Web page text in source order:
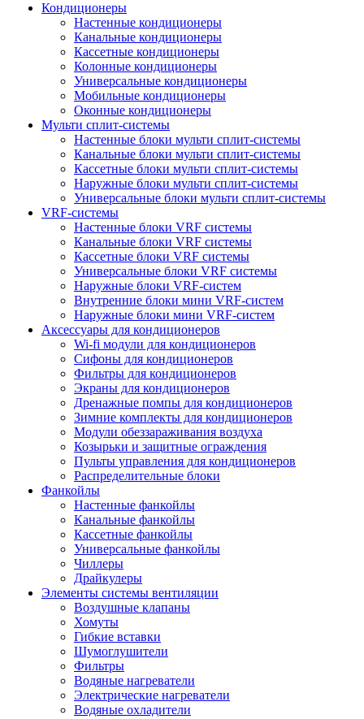
Кондиционеры
Настенные кондиционеры
Канальные кондиционеры
Кассетные кондиционеры
Колонные кондиционеры
Универсальные кондиционеры
Мобильные кондиционеры
Оконные кондиционеры
Мульти сплит-системы
Настенные блоки мульти сплит-системы
Канальные блоки мульти сплит-системы
Кассетные блоки мульти сплит-системы
Наружные блоки мульти сплит-системы
Универсальные блоки мульти сплит-системы
VRF-системы
Настенные блоки VRF системы
Канальные блоки VRF системы
Кассетные блоки VRF системы
Универсальные блоки VRF системы
Наружные блоки VRF-систем
Внутренние блоки мини VRF-систем
Наружные блоки мини VRF-систем
Аксессуары для кондиционеров
Wi-fi модули для кондиционеров
Сифоны для кондиционеров
Фильтры для кондиционеров
Экраны для кондиционеров
Дренажные помпы для кондиционеров
Зимние комплекты для кондиционеров
Модули обеззараживания воздуха
Козырьки и защитные ограждения
Пульты управления для кондиционеров
Распределительные блоки
Фанкойлы
Настенные фанкойлы
Канальные фанкойлы
Кассетные фанкойлы
Универсальные фанкойлы
Чиллеры
Драйкулеры
Элементы системы вентиляции
Воздушные клапаны
Хомуты
Гибкие вставки
Шумоглушители
Фильтры
Водяные нагреватели
Электрические нагреватели
Водяные охладители